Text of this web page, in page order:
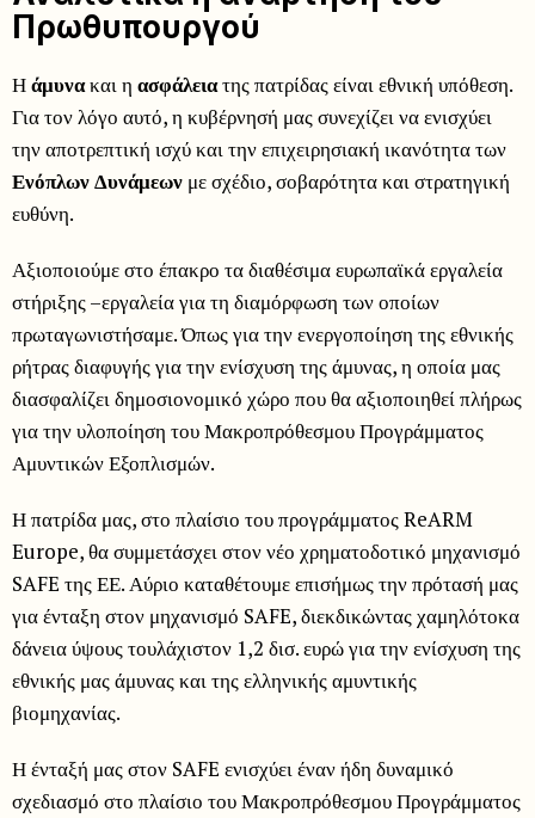
Πρωθυπουργού
Ηάμυνακαι η ασφάλειατης πατρίδας είναι εθνική υπόθεση.
Για τον λόγο αυτό, η κυβέρνησή μας συνεχίζει να ενισχύει
την αποτρεπτική ισχύ και την επιχειρησιακή ικανότητα των
Ενόπλων Δυνάμεων με σχέδιο, σοβαρότητα και στρατηγική
ευθύνη.
Αξιοποιούμε στο έπακρο τα διαθέσιμα ευρωπαϊκά εργαλεία
στήριξης –εργαλεία για τη διαμόρφωση των οποίων
πρωταγωνιστήσαμε. Όπως για την ενεργοποίηση της εθνικής
ρήτρας διαφυγής για την ενίσχυση της άμυνας, η οποία μας
διασφαλίζει δημοσιονομικό χώρο που θα αξιοποιηθεί πλήρως
για την υλοποίηση του Μακροπρόθεσμου Προγράμματος
Αμυντικών Εξοπλισμών.
Η πατρίδα μας, στο πλαίσιο του προγράμματος ReARM
Europe, θα συμμετάσχει στον νέο χρηματοδοτικό μηχανισμό
SAFE της ΕΕ. Αύριο καταθέτουμε επισήμως την πρότασή μας
για ένταξη στον μηχανισμό SAFE, διεκδικώντας χαμηλότοκα
δάνεια ύψους τουλάχιστον 1,2 δισ. ευρώ για την ενίσχυση της
εθνικής μας άμυνας και της ελληνικής αμυντικής
βιομηχανίας.
Η ένταξή μας στον SAFE ενισχύει έναν ήδη δυναμικό
σχεδιασμό στο πλαίσιο του Μακροπρόθεσμου Προγράμματος